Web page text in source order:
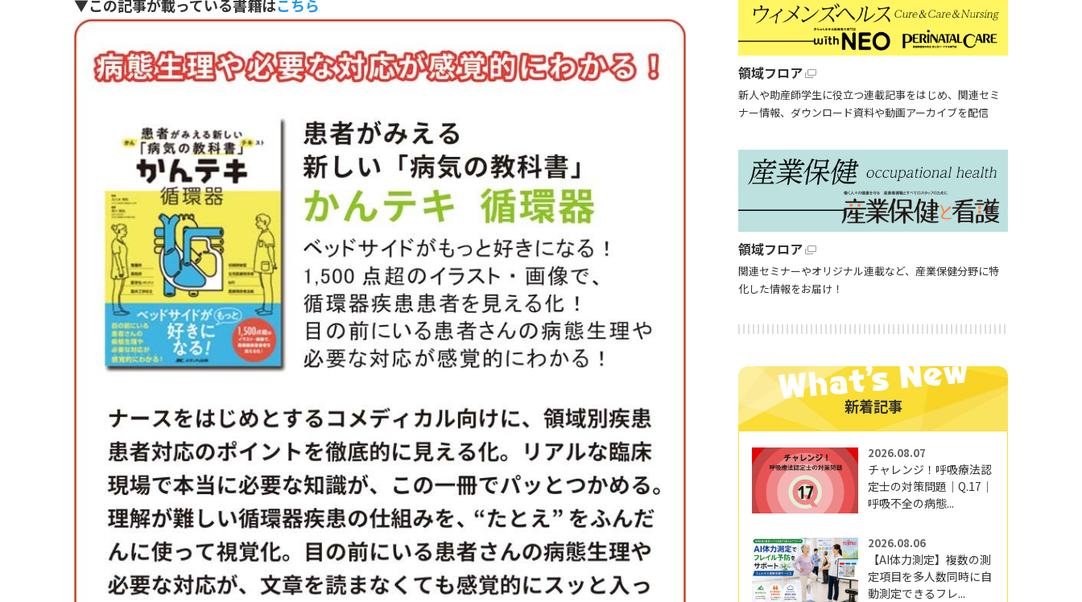
▼この記事が載っている書籍はこちら
領域フロア
新人や助産師学生に役立つ連載記事をはじめ、関連セミ
ナー情報、ダウンロード資料や動画アーカイブを配信
領域フロア
関連セミナーやオリジナル連載など、産業保健分野に特
化した情報をお届け！
新着記事
2026.08.07
チャレンジ！呼吸療法認
定士の対策問題｜Q.17｜
呼吸不全の病態...
2026.08.06
【AI体力測定】複数の測
定項目を多人数同時に自
動測定できるフレ...